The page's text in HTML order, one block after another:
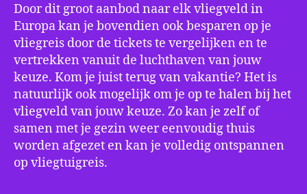
Door dit groot aanbod naar elk vliegveld in
Europa kan je bovendien ook besparen op je
vliegreis door de tickets te vergelijken en te
vertrekken vanuit de luchthaven van jouw
keuze. Kom je juist terug van vakantie? Het is
natuurlijk ook mogelijk om je op te halen bij het
vliegveld van jouw keuze. Zo kan je zelf of
samen met je gezin weer eenvoudig thuis
worden afgezet en kan je volledig ontspannen
op vliegtuigreis.